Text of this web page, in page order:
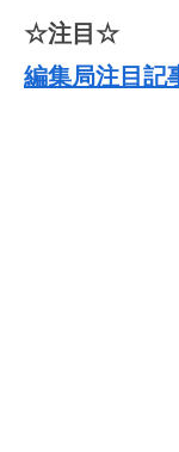
☆注目☆
編集局注目記